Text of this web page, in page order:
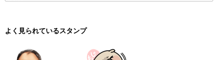
よく見られているスタンプ